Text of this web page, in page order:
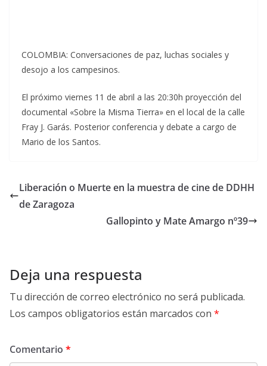
COLOMBIA: Conversaciones de paz, luchas sociales y
desojo a los campesinos.
El próximo viernes 11 de abril a las 20:30h proyección del
documental «Sobre la Misma Tierra» en el local de la calle
Fray J. Garás. Posterior conferencia y debate a cargo de
Mario de los Santos.
Liberación o Muerte en la muestra de cine de DDHH
de Zaragoza
Gallopinto y Mate Amargo nº39
Deja una respuesta
Tu dirección de correo electrónico no será publicada.
Los campos obligatorios están marcados con *
Comentario *